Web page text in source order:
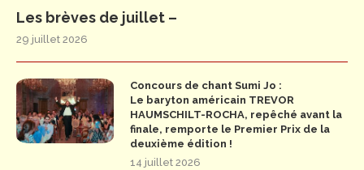
Les brèves de juillet –
29 juillet 2026
Concours de chant Sumi Jo :
Le baryton américain TREVOR
HAUMSCHILT-ROCHA, repêché avant la
finale, remporte le Premier Prix de la
deuxième édition !
14 juillet 2026